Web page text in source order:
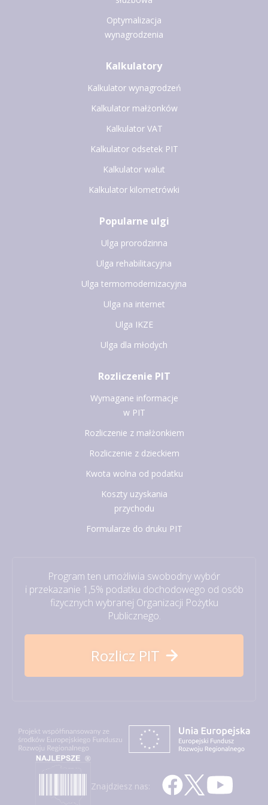
Optymalizacja
wynagrodzenia
Kalkulatory
Kalkulator wynagrodzeń
Kalkulator małżonków
Kalkulator VAT
Kalkulator odsetek PIT
Kalkulator walut
Kalkulator kilometrówki
Popularne ulgi
Ulga prorodzinna
Ulga rehabilitacyjna
Ulga termomodernizacyjna
Ulga na internet
Ulga IKZE
Ulga dla młodych
Rozliczenie PIT
Wymagane informacje
w PIT
Rozliczenie z małżonkiem
Rozliczenie z dzieckiem
Kwota wolna od podatku
Koszty uzyskania
przychodu
Formularze do druku PIT
Program ten umożliwia swobodny wybór
i przekazanie 1,5% podatku dochodowego od osób
fizycznych wybranej Organizacji Pożytku
Publicznego.
Rozlicz PIT
Znajdziesz nas: